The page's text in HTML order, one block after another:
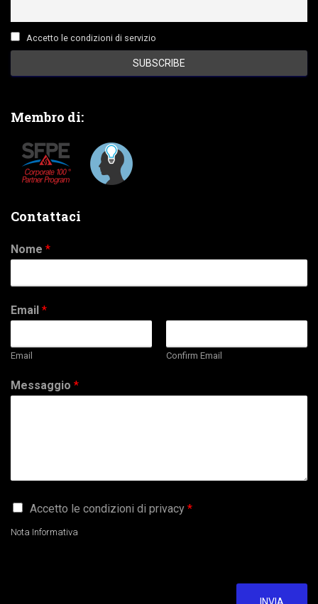
Accetto le condizioni di servizio
Membro di:
Contattaci
Nome *
Email *
Email Confirm Email
Messaggio *
G
P
Accetto le condizioni di privacy *
Nota Informativa